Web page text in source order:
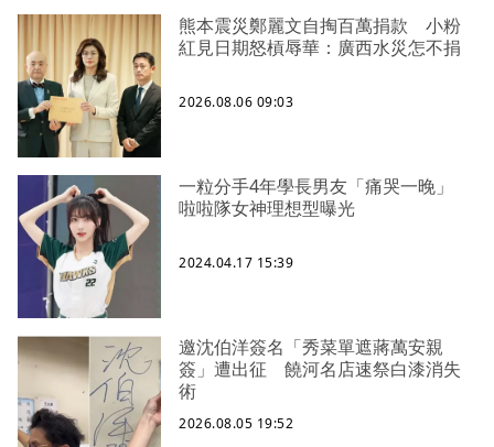
熊本震災鄭麗文自掏百萬捐款 小粉
紅見日期怒槓辱華：廣西水災怎不捐
2026.08.06 09:03
一粒分手4年學長男友「痛哭一晚」
啦啦隊女神理想型曝光
2024.04.17 15:39
邀沈伯洋簽名「秀菜單遮蔣萬安親
簽」遭出征 饒河名店速祭白漆消失
術
2026.08.05 19:52